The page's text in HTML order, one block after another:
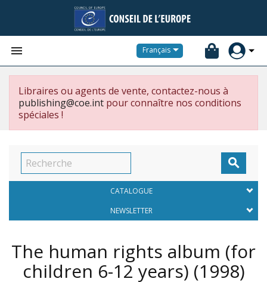
 Français
Libraires ou agents de vente, contactez-nous à
publishing@coe.int pour connaître nos conditions
spéciales !

CATALOGUE
NEWSLETTER
The human rights album (for
children 6-12 years) (1998)